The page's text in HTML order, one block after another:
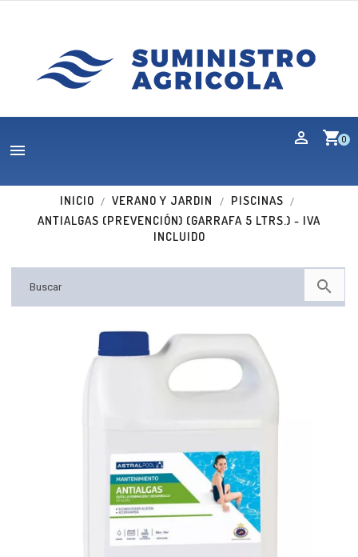
shopping_cart0

INICIO VERANO Y JARDIN
PISCINAS
ANTIALGAS (PREVENCIÓN) (GARRAFA 5 LTRS.) - IVA
INCLUIDO
